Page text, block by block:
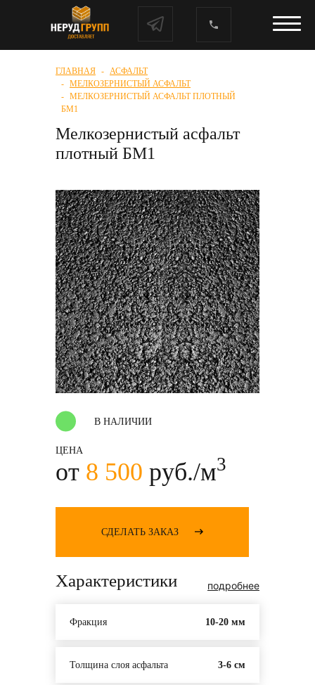
ГЛАВНАЯ
АСФАЛЬТ
МЕЛКОЗЕРНИСТЫЙ АСФАЛЬТ
МЕЛКОЗЕРНИСТЫЙ АСФАЛЬТ ПЛОТНЫЙ
БМ1
Мелкозернистый асфальт
плотный БМ1
В НАЛИЧИИ
ЦЕНА
от 8 500 руб./м3
СДЕЛАТЬ ЗАКАЗ
Характеристики подробнее
Фракция 10-20 мм
Толщина слоя асфальта 3-6 см